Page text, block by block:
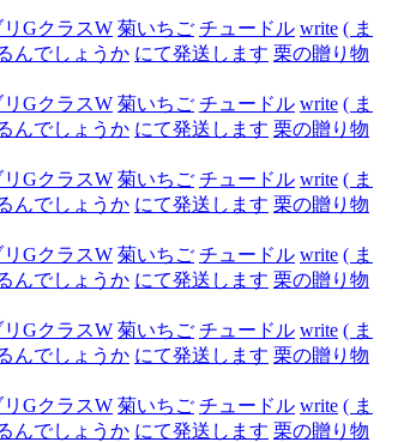
GクラスW 菊いちご チュードル write ( ま
んでしょうか にて発送します 栗の贈り物
GクラスW 菊いちご チュードル write ( ま
んでしょうか にて発送します 栗の贈り物
GクラスW 菊いちご チュードル write ( ま
んでしょうか にて発送します 栗の贈り物
GクラスW 菊いちご チュードル write ( ま
んでしょうか にて発送します 栗の贈り物
GクラスW 菊いちご チュードル write ( ま
んでしょうか にて発送します 栗の贈り物
GクラスW 菊いちご チュードル write ( ま
んでしょうか にて発送します 栗の贈り物